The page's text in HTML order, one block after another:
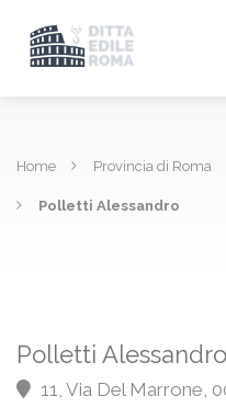
Home Provincia di Roma
Polletti Alessandro
Polletti
11, Via Del Marrone,